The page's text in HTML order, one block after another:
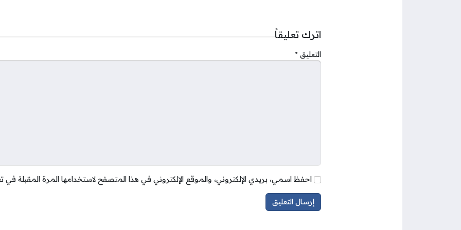
اترك تعليقاً
التعليق *
احفظ اسمي، بريدي الإلكتروني، والموقع الإلكتروني في هذا المتصفح لاستخدامها المرة المقبلة في